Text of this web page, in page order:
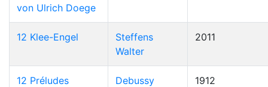
von Ulrich Doege
12 Klee-Engel
Steffens
Walter
2011
12 Préludes
Debussy
1912